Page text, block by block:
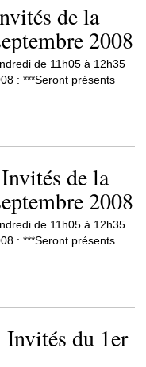
de la
2008
de 11h05 à 12h35
: ***Seront présents
de la
2008
de 11h05 à 12h35
: ***Seront présents
du 1er